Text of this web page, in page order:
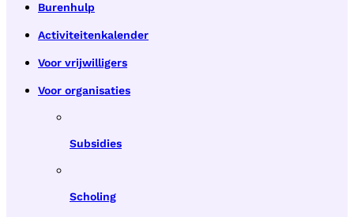
Burenhulp
Activiteitenkalender
Voor vrijwilligers
Voor organisaties
Subsidies
Scholing